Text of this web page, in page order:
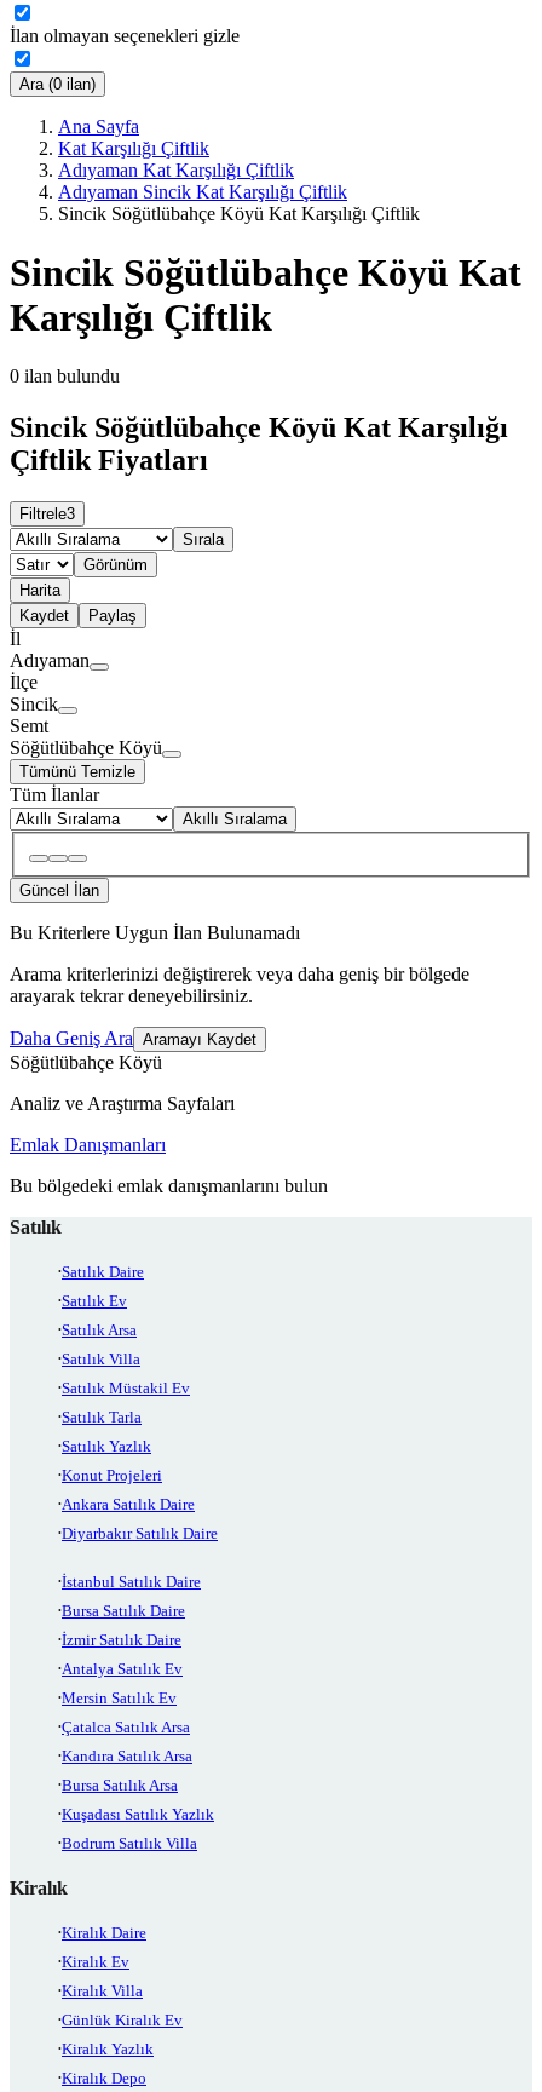
İlan olmayan seçenekleri gizle
Ara (0 ilan)
Ana Sayfa
Kat Karşılığı Çiftlik
Adıyaman Kat Karşılığı Çiftlik
Adıyaman Sincik Kat Karşılığı Çiftlik
Sincik Söğütlübahçe Köyü Kat Karşılığı Çiftlik
Sincik Söğütlübahçe Köyü Kat
Karşılığı Çiftlik
0 ilan bulundu
Sincik Söğütlübahçe Köyü Kat Karşılığı
Çiftlik Fiyatları
Filtrele3
Sırala
Görünüm
Harita
Kaydet
Paylaş
İl
Adıyaman
İlçe
Sincik
Semt
Söğütlübahçe Köyü
Tümünü Temizle
Tüm İlanlar
Akıllı Sıralama
Güncel İlan
Bu Kriterlere Uygun İlan Bulunamadı
Arama kriterlerinizi değiştirerek veya daha geniş bir bölgede
arayarak tekrar deneyebilirsiniz.
Daha Geniş Ara Aramayı Kaydet
Söğütlübahçe Köyü
Analiz ve Araştırma Sayfaları
Emlak Danışmanları
Bu bölgedeki emlak danışmanlarını bulun
Satılık
Satılık Daire
Satılık Ev
Satılık Arsa
Satılık Villa
Satılık Müstakil Ev
Satılık Tarla
Satılık Yazlık
Konut Projeleri
Ankara Satılık Daire
Diyarbakır Satılık Daire
İstanbul Satılık Daire
Bursa Satılık Daire
İzmir Satılık Daire
Antalya Satılık Ev
Mersin Satılık Ev
Çatalca Satılık Arsa
Kandıra Satılık Arsa
Bursa Satılık Arsa
Kuşadası Satılık Yazlık
Bodrum Satılık Villa
Kiralık
Kiralık Daire
Kiralık Ev
Kiralık Villa
Günlük Kiralık Ev
Kiralık Yazlık
Kiralık Depo